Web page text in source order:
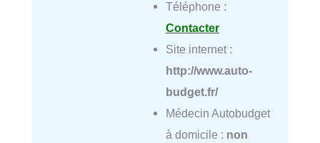
Téléphone :
Contacter
Site internet :
http://www.auto-
budget.fr/
Médecin Autobudget
à domicile : non